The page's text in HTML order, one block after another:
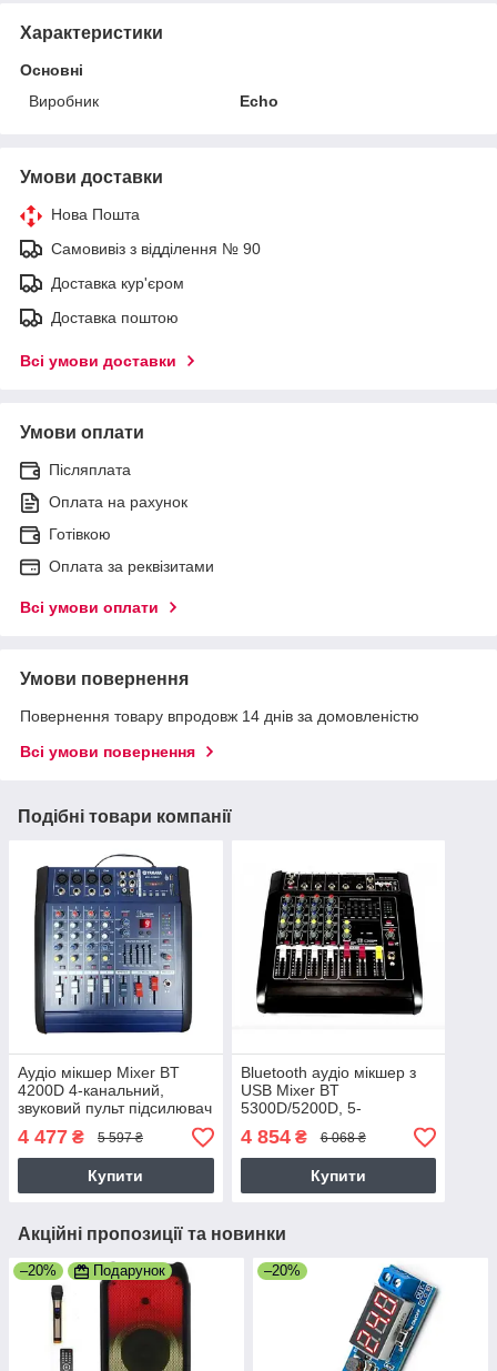
Характеристики
Основні
Виробник
Echo
Умови доставки
Нова Пошта
Самовивіз з відділення № 90
Доставка кур'єром
Доставка поштою
Всі умови доставки
Умови оплати
Післяплата
Оплата на рахунок
Готівкою
Оплата за реквізитами
Всі умови оплати
Умови повернення
Повернення товару впродовж 14 днів за домовленістю
Всі умови повернення
Подібні товари компанії
Аудіо мікшер Mixer BT
4200D 4-канальний,
звуковий пульт підсилювач
з Bluetooth
4 477 ₴ 5 597 ₴
Купити
Bluetooth аудіо мікшер з
USB Mixer BT
5300D/5200D, 5-
канальний вхід, чорний
4 854₴ 6 068 ₴
Купити
Акційні пропозиції та новинки
–20% Подарунок –20%